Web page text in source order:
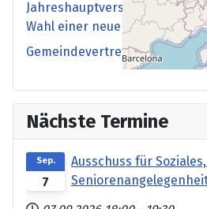
Jahreshauptversammlung am
Wahl einer neuen 1.
Gemeindevertretung vom 25.
Nächste Termine
7
Sep.
Ausschuss für